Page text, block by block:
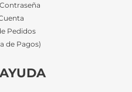
Pedidos
de Pagos)